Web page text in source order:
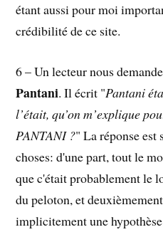
étant aussi pour moi
crédibilité de ce site.
6 – Un lecteur nous
Pantani. Il écrit "Pantani
l’était, qu’on m’explique
PANTANI ?" La réponse est
choses: d'une part, tout le
que c'était probablement le
du peloton, et
implicitement une